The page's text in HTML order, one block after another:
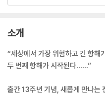
소개
“세상에서 가장 위험하고 긴 항해
두 번째 항해가 시작된다……”
출간 13주년 기념, 새롭게 만나는